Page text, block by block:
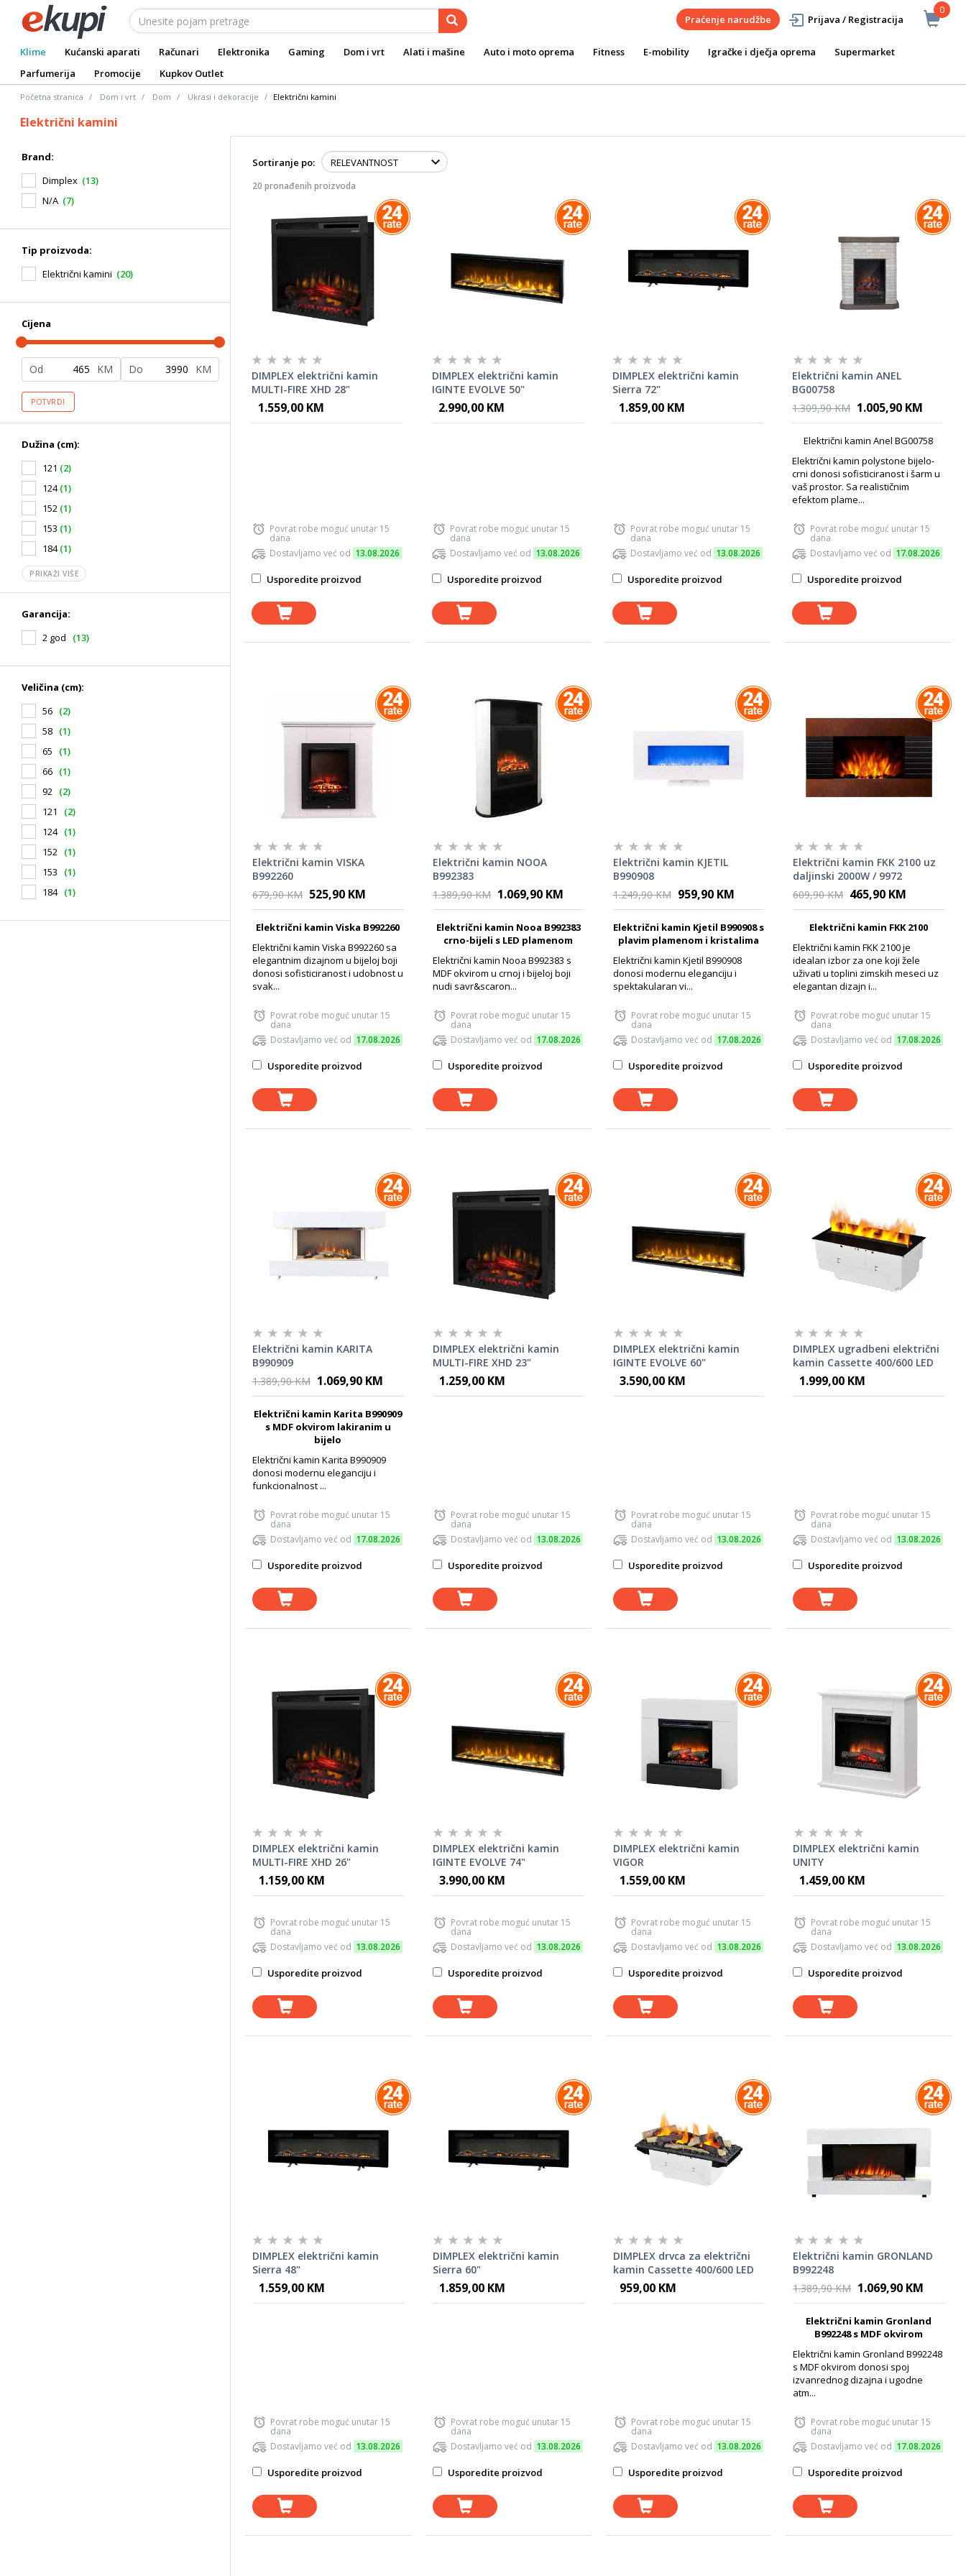
0
Praćenje narudžbe Prijava / Registracija
Klime Kućanski aparati Računari Elektronika Gaming Dom i vrt Alati i mašine Auto i moto oprema Fitness E-mobility Igračke i dječja oprema
Supermarket
Parfumerija
Promocije Kupkov Outlet
Početna stranica Dom i vrt Dom Ukrasi i dekoracije Električni kamini
Električni kamini
Brand:
Dimplex (13)
N/A (7)
Tip proizvoda:
Električni kamini (20)
Cijena
Od KM Do KM
POTVRDI
Dužina (cm):
121 (2)
124 (1)
152 (1)
153 (1)
184 (1)
PRIKAŽI VIŠE
Garancija:
2 god
(13)
Veličina (cm):
56 (2)
58 (1)
65
(1)
66 (1)
92 (2)
121
(2)
124 (1)
152 (1)
153
(1)
184 (1)
Sortiranje po:
20 pronađenih proizvoda
DIMPLEX električni kamin
MULTI-FIRE XHD 28"
1.559,00 KM
Povrat robe moguć unutar 15
dana
Dostavljamo već od 13.08.2026
Usporedite proizvod
DIMPLEX električni kamin
IGINTE EVOLVE 50"
2.990,00 KM
Povrat robe moguć unutar 15
dana
Dostavljamo već od 13.08.2026
Usporedite proizvod
DIMPLEX električni kamin
Sierra 72"
1.859,00 KM
Povrat robe moguć unutar 15
dana
Dostavljamo već od 13.08.2026
Usporedite proizvod
Električni kamin ANEL
BG00758
1.309,90 KM 1.005,90 KM
Električni kamin Anel BG00758
Električni kamin polystone bijelo-
crni donosi sofisticiranost i šarm u
vaš prostor. Sa realističnim
efektom plame...
Povrat robe moguć unutar 15
dana
Dostavljamo već od 17.08.2026
Usporedite proizvod
Električni kamin VISKA
B992260
679,90 KM 525,90 KM
Električni kamin Viska B992260
Električni kamin Viska B992260 sa
elegantnim dizajnom u bijeloj boji
donosi sofisticiranost i udobnost u
svak...
Povrat robe moguć unutar 15
dana
Dostavljamo već od 17.08.2026
Usporedite proizvod
Električni kamin NOOA
B992383
1.389,90 KM 1.069,90 KM
Električni kamin Nooa B992383
crno-bijeli s LED plamenom
Električni kamin Nooa B992383 s
MDF okvirom u crnoj i bijeloj boji
nudi savr&scaron...
Povrat robe moguć unutar 15
dana
Dostavljamo već od 17.08.2026
Usporedite proizvod
Električni kamin KJETIL
B990908
1.249,90 KM 959,90 KM
Električni kamin Kjetil B990908 s
plavim plamenom i kristalima
Električni kamin Kjetil B990908
donosi modernu eleganciju i
spektakularan vi...
Povrat robe moguć unutar 15
dana
Dostavljamo već od 17.08.2026
Usporedite proizvod
Električni kamin FKK 2100 uz
daljinski 2000W / 9972
609,90 KM 465,90 KM
Električni kamin FKK 2100
Električni kamin FKK 2100 je
idealan izbor za one koji žele
uživati u toplini zimskih meseci uz
elegantan dizajn i...
Povrat robe moguć unutar 15
dana
Dostavljamo već od 17.08.2026
Usporedite proizvod
Električni kamin KARITA
B990909
1.389,90 KM 1.069,90 KM
Električni kamin Karita B990909
s MDF okvirom lakiranim u
bijelo
Električni kamin Karita B990909
donosi modernu eleganciju i
funkcionalnost ...
Povrat robe moguć unutar 15
dana
Dostavljamo već od 17.08.2026
Usporedite proizvod
DIMPLEX električni kamin
MULTI-FIRE XHD 23"
1.259,00 KM
Povrat robe moguć unutar 15
dana
Dostavljamo već od 13.08.2026
Usporedite proizvod
DIMPLEX električni kamin
IGINTE EVOLVE 60"
3.590,00 KM
Povrat robe moguć unutar 15
dana
Dostavljamo već od 13.08.2026
Usporedite proizvod
DIMPLEX ugradbeni električni
kamin Cassette 400/600 LED
1.999,00 KM
Povrat robe moguć unutar 15
dana
Dostavljamo već od 13.08.2026
Usporedite proizvod
DIMPLEX električni kamin
MULTI-FIRE XHD 26"
1.159,00 KM
Povrat robe moguć unutar 15
dana
Dostavljamo već od 13.08.2026
Usporedite proizvod
DIMPLEX električni kamin
IGINTE EVOLVE 74"
3.990,00 KM
Povrat robe moguć unutar 15
dana
Dostavljamo već od 13.08.2026
Usporedite proizvod
DIMPLEX električni kamin
VIGOR
1.559,00 KM
Povrat robe moguć unutar 15
dana
Dostavljamo već od 13.08.2026
Usporedite proizvod
DIMPLEX električni kamin
UNITY
1.459,00 KM
Povrat robe moguć unutar 15
dana
Dostavljamo već od 13.08.2026
Usporedite proizvod
DIMPLEX električni kamin
Sierra 48"
1.559,00 KM
Povrat robe moguć unutar 15
dana
Dostavljamo već od 13.08.2026
Usporedite proizvod
DIMPLEX električni kamin
Sierra 60"
1.859,00 KM
Povrat robe moguć unutar 15
dana
Dostavljamo već od 13.08.2026
Usporedite proizvod
DIMPLEX drvca za električni
kamin Cassette 400/600 LED
959,00 KM
Povrat robe moguć unutar 15
dana
Dostavljamo već od 13.08.2026
Usporedite proizvod
Električni kamin GRONLAND
B992248
1.389,90 KM 1.069,90 KM
Električni kamin Gronland
B992248 s MDF okvirom
Električni kamin Gronland B992248
s MDF okvirom donosi spoj
izvanrednog dizajna i ugodne
atm...
Povrat robe moguć unutar 15
dana
Dostavljamo već od 17.08.2026
Usporedite proizvod